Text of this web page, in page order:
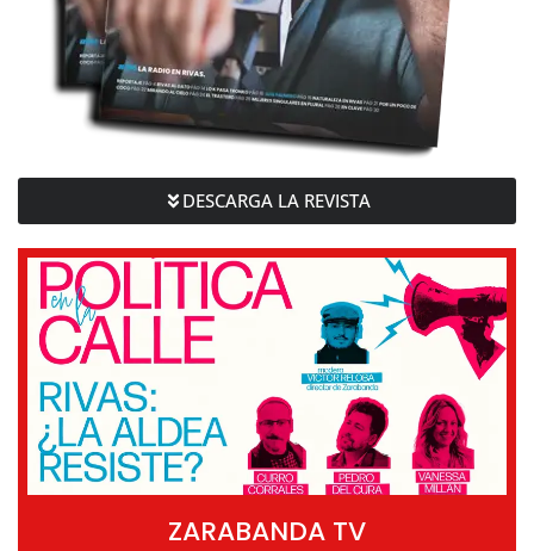
DESCARGA LA REVISTA
ZARABANDA TV